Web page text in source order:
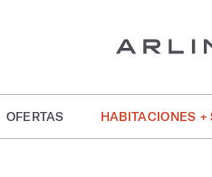
OFERTAS HABITACIONES +